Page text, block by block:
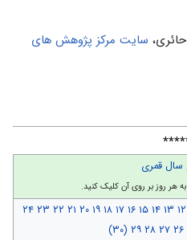
سایت مركز پژوهش هاى
سال قمری
هر روز بر روی آن کلیک کنید.
۱۲ ۱۳ ۱۴ ۱۵ ۱۶ ۱۷ ۱۸ ۱۹ ۲۰ ۲۱ ۲۲ ۲۳ ۲۴
۲۶ ۲۷ ۲۸ ۲۹ (۳۰)